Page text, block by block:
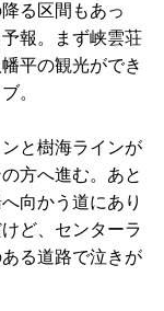
る区間もあっ
報。まず峡雲荘
平の観光ができ
。
と樹海ラインが
方へ進む。あと
向かう道にあり
ど、センターラ
る道路で泣きが